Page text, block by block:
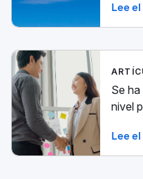
Lee
Se
nivel
Lee